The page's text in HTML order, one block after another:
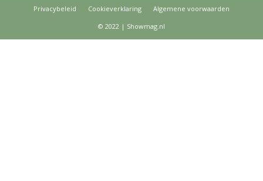
Privacybeleid Cookieverklaring
Algemene voorwaarden
© 2022 | Showmag.nl